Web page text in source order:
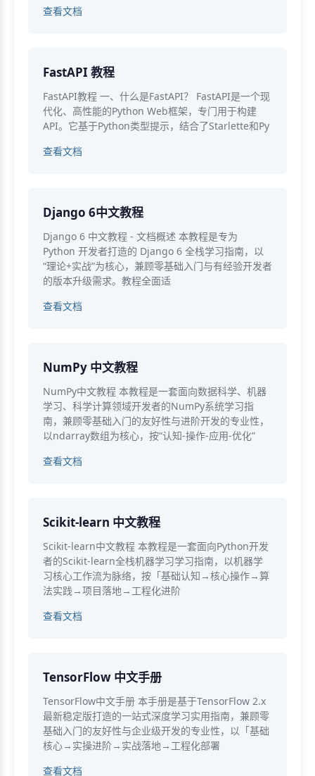
查看文档
FastAPI 教程
FastAPI教程 一、什么是FastAPI？ FastAPI是一个现
代化、高性能的Python Web框架，专门用于构建
API。它基于Python类型提示，结合了Starlette和Py
查看文档
Django 6中文教程
Django 6 中文教程 - 文档概述 本教程是专为
Python 开发者打造的 Django 6 全栈学习指南，以
“理论+实战”为核心，兼顾零基础入门与有经验开发者
的版本升级需求。教程全面适
查看文档
NumPy 中文教程
NumPy中文教程 本教程是一套面向数据科学、机器
学习、科学计算领域开发者的NumPy系统学习指
南，兼顾零基础入门的友好性与进阶开发的专业性，
以ndarray数组为核心，按“认知-操作-应用-优化”
查看文档
Scikit-learn 中文教程
Scikit-learn中文教程 本教程是一套面向Python开发
者的Scikit-learn全栈机器学习学习指南，以机器学
习核心工作流为脉络，按「基础认知→核心操作→算
法实践→项目落地→工程化进阶
查看文档
TensorFlow 中文手册
TensorFlow中文手册 本手册是基于TensorFlow 2.x
最新稳定版打造的一站式深度学习实用指南，兼顾零
基础入门的友好性与企业级开发的专业性，以「基础
核心→实操进阶→实战落地→工程化部署
查看文档